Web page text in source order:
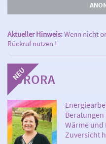
Aktueller Hinweis:Wenn nicht
Rückruf nutzen !
AURORA
Wärme
Zuversicht